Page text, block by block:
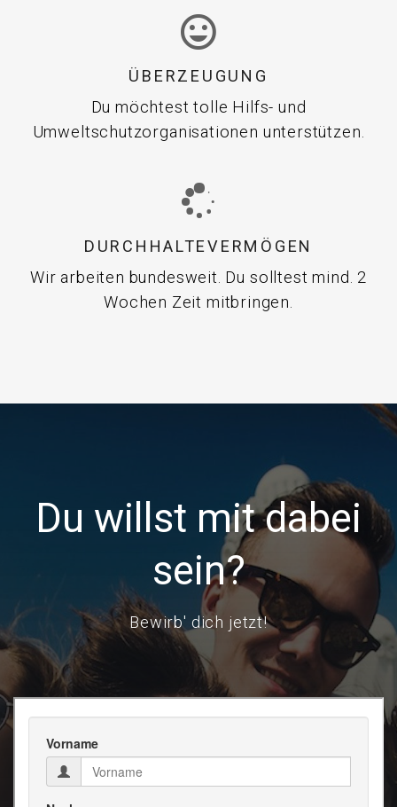
ÜBERZEUGUNG
Du möchtest tolle Hilfs- und
Umweltschutzorganisationen unterstützen.
DURCHHALTEVERMÖGEN
Wir arbeiten bundesweit. Du solltest mind. 2
Wochen Zeit mitbringen.
Du willst mit dabei
sein?
Bewirb' dich jetzt!